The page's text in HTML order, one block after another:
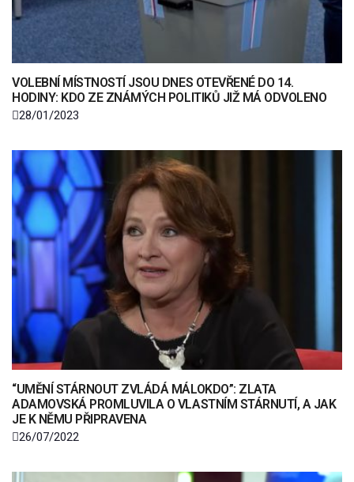
VOLEBNÍ MÍSTNOSTÍ JSOU DNES OTEVŘENÉ DO 14.
HODINY: KDO ZE ZNÁMÝCH POLITIKŮ JIŽ MÁ ODVOLENO
28/01/2023
“UMĚNÍ STÁRNOUT ZVLÁDÁ MÁLOKDO”: ZLATA
ADAMOVSKÁ PROMLUVILA O VLASTNÍM STÁRNUTÍ, A JAK
JE K NĚMU PŘIPRAVENA
26/07/2022